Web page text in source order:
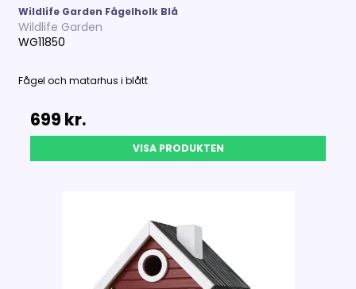
Wildlife Garden Fågelholk Blå
Wildlife Garden
WG11850
Fågel och matarhus i blått
699 kr.
VISA PRODUKTEN